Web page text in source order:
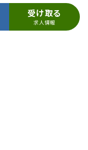
受け取る
求人情報